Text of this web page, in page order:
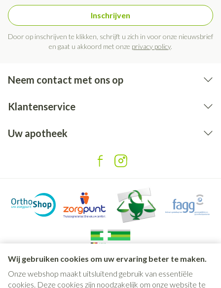
Wij gebruiken cookies om uw ervaring beter te maken.
Onze webshop maakt uitsluitend gebruik van essentiële
cookies. Deze cookies zijn noodzakelijk om onze website te
Inschrijven
Door op inschrijven te klikken, schrijft u zich in voor onze nieuwsbrief
en gaat u akkoord met onze privacy policy.
Neem contact met ons op
Klantenservice
Uw apotheek
Juridische links